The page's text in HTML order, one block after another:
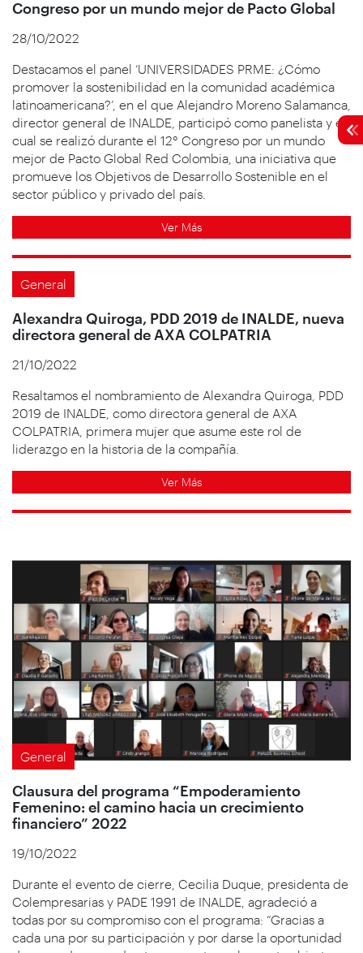
Congreso por un mundo mejor de Pacto Global
28/10/2022
Destacamos el panel ‘UNIVERSIDADES PRME: ¿Cómo
promover la sostenibilidad en la comunidad académica
latinoamericana?’, en el que Alejandro Moreno Salamanca,
director general de INALDE, participó como panelista y el
cual se realizó durante el 12° Congreso por un mundo
mejor de Pacto Global Red Colombia, una iniciativa que
promueve los Objetivos de Desarrollo Sostenible en el
sector público y privado del país.
Ver Más
General
Alexandra Quiroga, PDD 2019 de INALDE, nueva
directora general de AXA COLPATRIA
21/10/2022
Resaltamos el nombramiento de Alexandra Quiroga, PDD
2019 de INALDE, como directora general de AXA
COLPATRIA, primera mujer que asume este rol de
liderazgo en la historia de la compañía.
Ver Más
General
Clausura del programa “Empoderamiento
Femenino: el camino hacia un crecimiento
financiero” 2022
19/10/2022
Durante el evento de cierre, Cecilia Duque, presidenta de
Colempresarias y PADE 1991 de INALDE, agradeció a
todas por su compromiso con el programa: “Gracias a
cada una por su participación y por darse la oportunidad